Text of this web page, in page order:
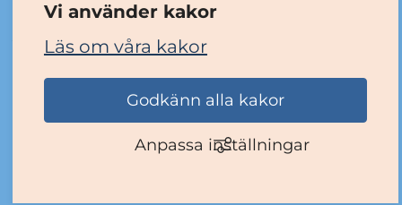
Vi använder kakor
Läs om våra kakor
Godkänn alla kakor
Anpassa inställningar
Tillgänglighetsredogörelse